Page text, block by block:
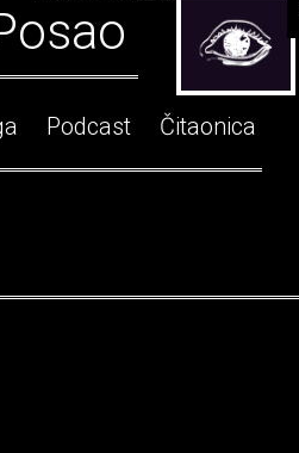
Podcast Čitaonica